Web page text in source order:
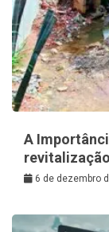
A
6 de dezembro